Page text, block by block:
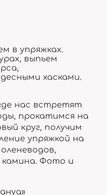
в упряжках.
выпьем
хасками.
нас встретят
прокатимся на
круг, получим
упряжкой на
камина. Фото и